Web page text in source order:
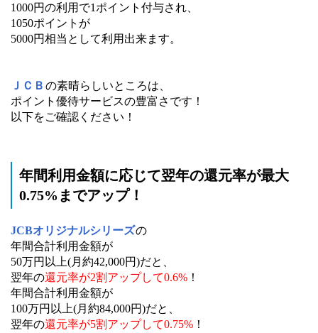
1000円の利用で1ポイント付与され、
1050ポイントが
5000円相当として利用出来ます。
ＪＣＢ の素晴らしいところは、
ポイント優待サービスの豊富さです！
以下をご確認ください！
年間利用金額に応じて翌年の還元率が最大
0.75%までアップ！
JCBオリジナルシリーズの
年間合計利用金額が
50万円以上(月約42,000円)だと、
翌年の還元率が2割アップして0.6% ！
年間合計利用金額が
100万円以上(月約84,000円)だと、
翌年の還元率が5割アップして0.75% ！